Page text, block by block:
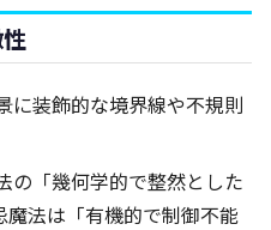
に装飾的な境界線や不規則
の「幾何学的で整然とした
法は「有機的で制御不能